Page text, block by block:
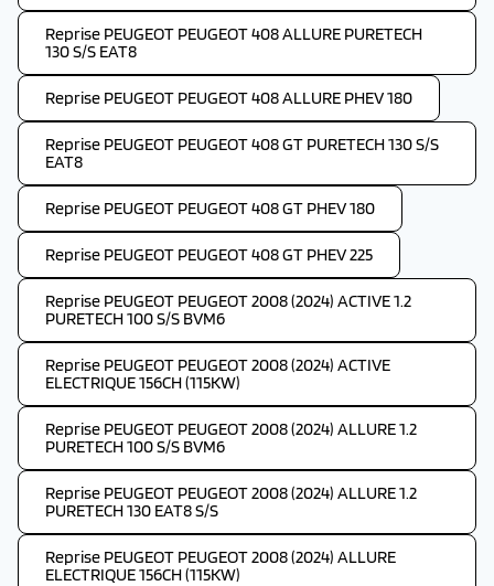
Reprise PEUGEOT PEUGEOT 408 ALLURE PURETECH
130 S/S EAT8
Reprise PEUGEOT PEUGEOT 408 ALLURE PHEV 180
Reprise PEUGEOT PEUGEOT 408 GT PURETECH 130 S/S
EAT8
Reprise PEUGEOT PEUGEOT 408 GT PHEV 180
Reprise PEUGEOT PEUGEOT 408 GT PHEV 225
Reprise PEUGEOT PEUGEOT 2008 (2024) ACTIVE 1.2
PURETECH 100 S/S BVM6
Reprise PEUGEOT PEUGEOT 2008 (2024) ACTIVE
ELECTRIQUE 156CH (115KW)
Reprise PEUGEOT PEUGEOT 2008 (2024) ALLURE 1.2
PURETECH 100 S/S BVM6
Reprise PEUGEOT PEUGEOT 2008 (2024) ALLURE 1.2
PURETECH 130 EAT8 S/S
Reprise PEUGEOT PEUGEOT 2008 (2024) ALLURE
ELECTRIQUE 156CH (115KW)